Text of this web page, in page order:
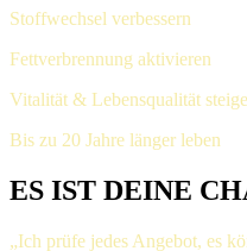
Stoffwechsel verbessern
Fettverbrennung aktivieren
Vitalität & Lebensqualität
Bis zu 20 Jahre länger leben
ES IST DEINE
„Ich prüfe jedes Angebot, es